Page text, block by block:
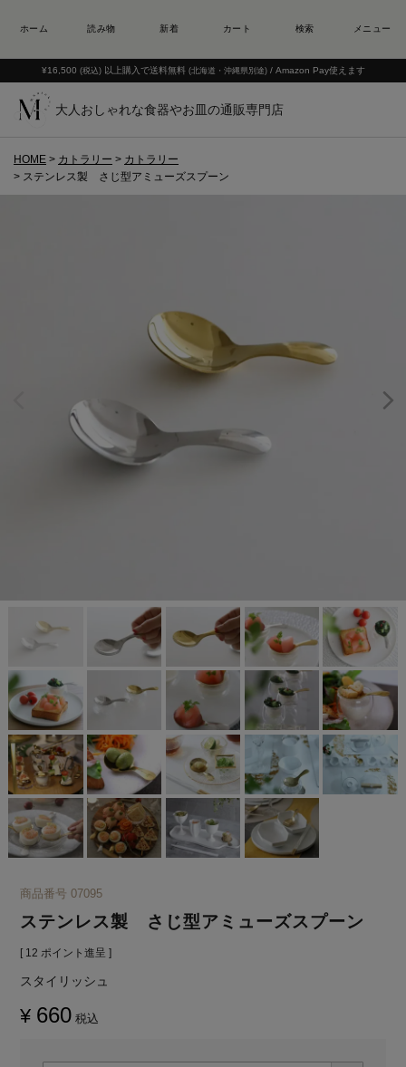
¥16,500 (税込) 以上購入で送料無料 (北海道・沖縄県別途) / Amazon Pay使えます
大人おしゃれな食器やお皿の通販専門店
HOME カトラリー
カトラリー
ステンレス製 さじ型アミューズスプーン
商品番号 07095
ステンレス製 さじ型アミューズスプーン
[ 12 ポイント進呈 ]
スタイリッシュ
¥ 660 税込